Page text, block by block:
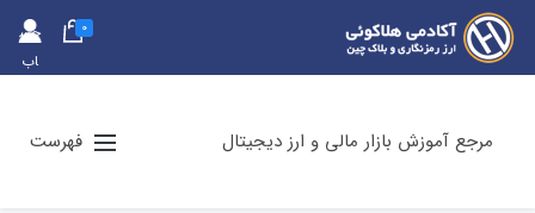
حس
اب
0
مرجع آموزش بازار مالی و ارز دیجیتال فهرست